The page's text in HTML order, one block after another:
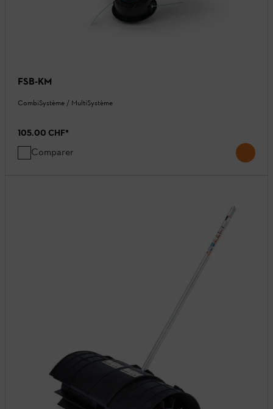
FSB-KM
CombiSystème / MultiSystème
105.00 CHF*
Comparer